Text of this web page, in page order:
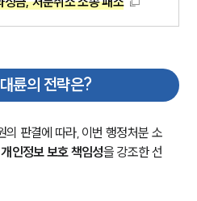
륜의 전략은?
판결에 따라, 이번 행정처분 소
인정보 보호 책임성을 강조한 선